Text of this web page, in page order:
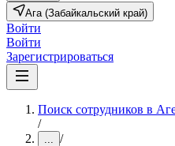
Ага (Забайкальский край)
Войти
Войти
Зарегистрироваться
Поиск сотрудников в
/
... /